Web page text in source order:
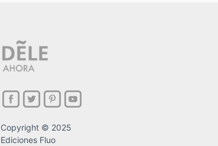
Copyright © 2025
Ediciones Fluo